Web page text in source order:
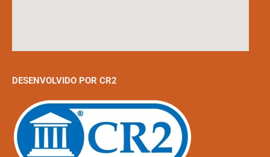
DESENVOLVIDO POR CR2